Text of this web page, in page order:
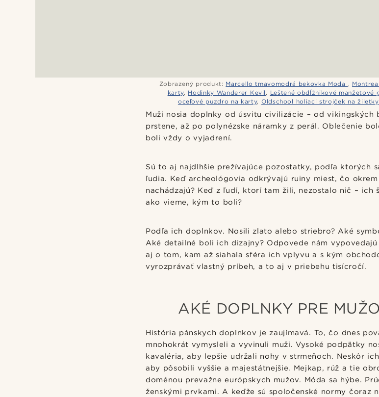
Zobrazený produkt: Marcello tmavomodrá bekovka Moda ,
karty, Hodinky Wanderer Kevil , Leštené obdĺžnikové
oceľové puzdro na karty, Oldschool holiaci strojček na žiletky
Muži nosia doplnky od úsvitu civilizácie – od vikingských
prstene, až po polynézske náramky z perál. Oblečenie
boli vždy o vyjadrení.
Sú to aj najdlhšie prežívajúce pozostatky, podľa ktorých
ľudia. Keď archeológovia odkrývajú ruiny miest, čo
nachádzajú? Keď z ľudí, ktorí tam žili, nezostalo nič – ich
ako vieme, kým to boli?
Podľa ich doplnkov. Nosili zlato alebo striebro? Aké
Aké detailné boli ich dizajny? Odpovede nám
aj o tom, kam až siahala sféra ich vplyvu a s kým
vyrozprávať vlastný príbeh, a to aj v priebehu tisícročí.
AKÉ DOPLNKY PRE
História pánskych doplnkov je zaujímavá. To, čo dnes
mnohokrát vymysleli a vyvinuli muži. Vysoké podpätky
kavaléria, aby lepšie udržali nohy v strmeňoch. Neskôr
aby pôsobili vyššie a majestátnejšie. Mejkap, rúž a tie
doménou prevažne európskych mužov. Móda sa hýbe.
ženskými prvkami. A keďže sú spoločenské normy čoraz